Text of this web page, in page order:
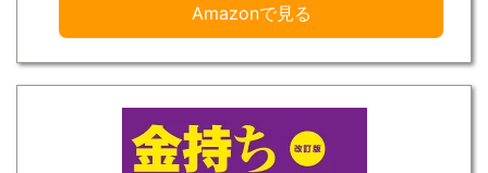
Amazonで見る